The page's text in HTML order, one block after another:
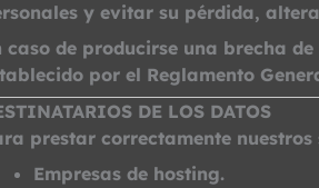
y evitar su pérdida,
caso de producirse una brecha
por el Reglamento
DE LOS DATOS
prestar correctamente
Empresas de hosting.